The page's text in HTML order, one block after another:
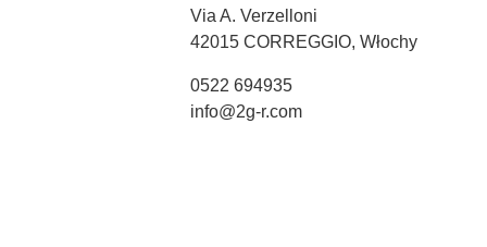
Via A. Verzelloni
42015 CORREGGIO, Włochy
0522 694935
info@2g-r.com